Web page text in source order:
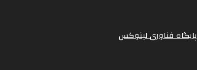
پایگاه فناوری لینوکس